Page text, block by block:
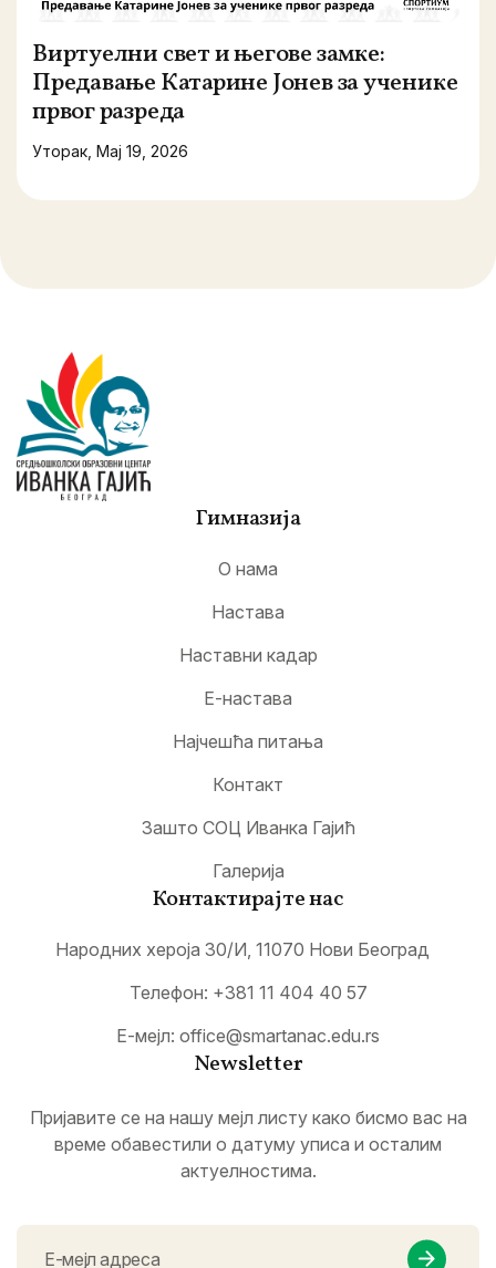
Виртуелни свет и његове замке:
Предавање Катарине Јонев за ученике
првог разреда
Уторак, Мај 19, 2026
Гимназија
О нама
Настава
Наставни кадар
Е-настава
Најчешћа питања
Контакт
Зашто СОЦ Иванка Гајић
Галерија
Контактирајте нас
Народних хероја 30/И, 11070 Нови Београд
Телефон: +381 11 404 40 57
Е-мејл: office@smartanac.edu.rs
Newsletter
Пријавите се на нашу мејл листу како бисмо вас на
време обавестили о датуму уписа и осталим
актуелностима.